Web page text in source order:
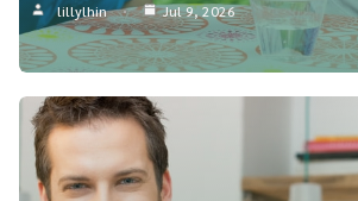
lillylhin Jul 9, 2026